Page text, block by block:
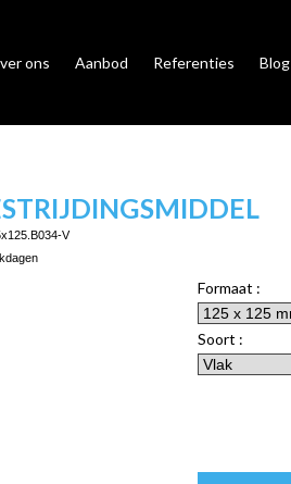
ons Aanbod Referenties Blog
V
Formaat :
Soort :